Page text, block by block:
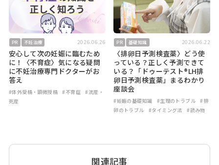
PR 不妊治療 2026.06.26
安心して次の妊娠に臨むため
に！〈不育症〉気になる疑問
に不妊治療専門ドクターがお
答え
#体外受精・顕微授精 #不育症
#流産・
死産
PR 基礎知識 2026.06.22
〈排卵日予測検査薬〉どう使
っている？正しく予測できて
いる？「ドゥーテスト®LH排
卵日予測検査薬」まるわかり
座談会
#妊娠の基礎知識 #生理のトラブル
#排
卵のトラブル
#タイミング法 #読み物
関連記事